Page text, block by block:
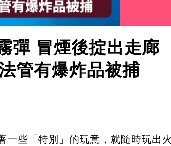
彈 冒煙後掟出走廊
管有爆炸品被捕
一些「特別」的玩意，就隨時玩出火